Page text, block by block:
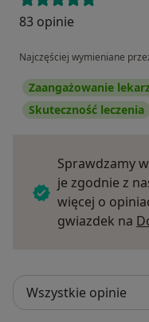
83 opinie
Najczęściej wymieniane
Zaangażowanie
Skuteczność leczenia
Sprawdzamy
je zgodnie z
więcej o
gwiazdek na